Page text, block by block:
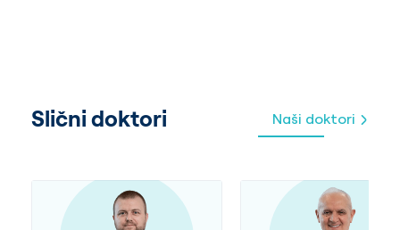
Slični doktori Naši doktori